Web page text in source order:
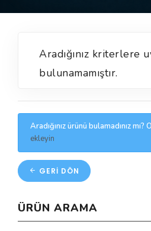
Aradığınız kriterlere
bulunamamıştır.
Aradığınız ürünü bulamadınız
ekleyin
GERI DÖN
ÜRÜN ARAMA